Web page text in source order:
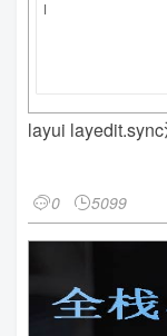
layui
0 5099